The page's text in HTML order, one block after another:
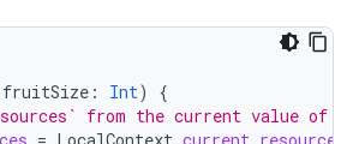
fruitSize : Int)
{
from the current value of